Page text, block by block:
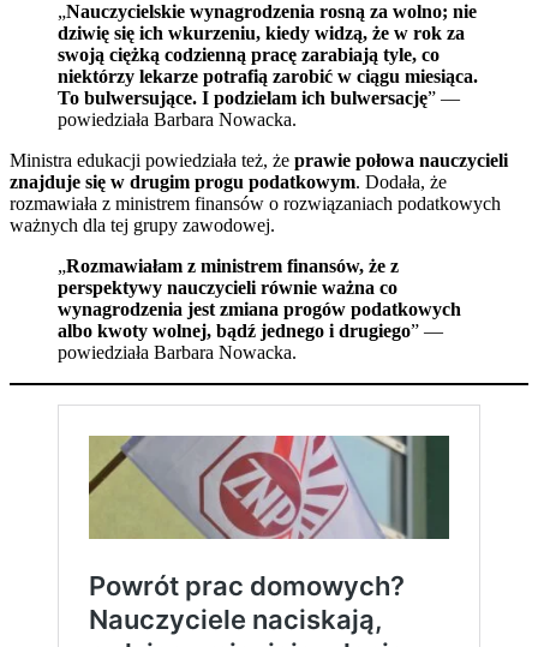
„Nauczycielskie wynagrodzenia rosną za wolno; nie
dziwię się ich wkurzeniu, kiedy widzą, że w rok za
swoją ciężką codzienną pracę zarabiają tyle, co
niektórzy lekarze potrafią zarobić w ciągu miesiąca.
To bulwersujące. I podzielam ich bulwersację” —
powiedziała Barbara Nowacka.
Ministra edukacji powiedziała też, że prawie połowa nauczycieli
znajduje się w drugim progu podatkowym. Dodała, że
rozmawiała z ministrem finansów o rozwiązaniach podatkowych
ważnych dla tej grupy zawodowej.
„Rozmawiałam z ministrem finansów, że z
perspektywy nauczycieli równie ważna co
wynagrodzenia jest zmiana progów podatkowych
albo kwoty wolnej, bądź jednego i drugiego” —
powiedziała Barbara Nowacka.